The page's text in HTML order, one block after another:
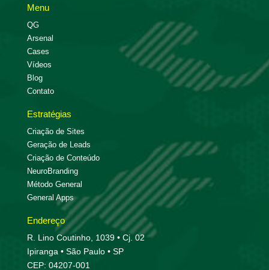
Menu
QG
Arsenal
Cases
Vídeos
Blog
Contato
Estratégias
Criação de Sites
Geração de Leads
Criação de Conteúdo
NeuroBranding
Método General
General Apps
Endereço
R. Lino Coutinho, 1039 • Cj. 02
Ipiranga • São Paulo • SP
CEP: 04207-001